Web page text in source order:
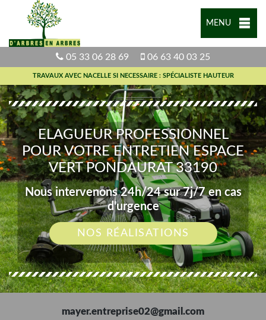
MENU
05 33 06 28 69 06 63 40 03 25
TRAVAUX AVEC NACELLE SI NECESSAIRE : SPÉCIALISTE HAUTEUR
ELAGUEUR PROFESSIONNEL
POUR VOTRE ENTRETIEN ESPACE
VERT PONDAURAT 33190
Nous intervenons 24h/24 sur 7j/7 en cas
d'urgence
NOS RÉALISATIONS
mayer.entreprise02@gmail.com